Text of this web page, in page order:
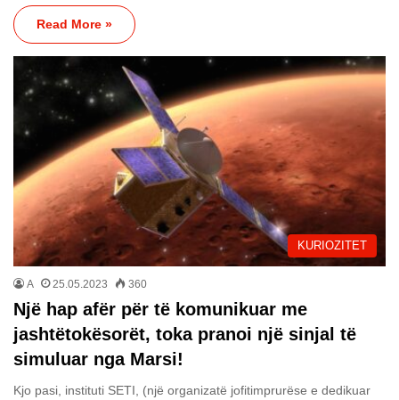
Read More »
KURIOZITET
A 25.05.2023 360
Një hap afër për të komunikuar me
jashtëtokësorët, toka pranoi një sinjal të
simuluar nga Marsi!
Kjo pasi, instituti SETI, (një organizatë jofitimprurëse e dedikuar